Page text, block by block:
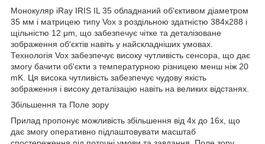
Монокуляр iRay IRIS IL 35 обладнаний об'єктивом діаметром
35 мм і матрицею типу Vox з роздільною здатністю 384x288 і
щільністю 12 μm, що забезпечує чітке та деталізоване
зображення об'єктів навіть у найскладніших умовах.
Технологія Vox забезпечує високу чутливість сенсора, що дає
змогу бачити об'єкти з температурною різницею менш ніж 20
mK. Ця висока чутливість забезпечує чудову якість
зображення і високу деталізацію навіть на великих відстанях.
Збільшення та Поле зору
Прилад пропонує можливість збільшення від 4x до 16x, що
дає змогу оперативно підлаштовувати масштаб